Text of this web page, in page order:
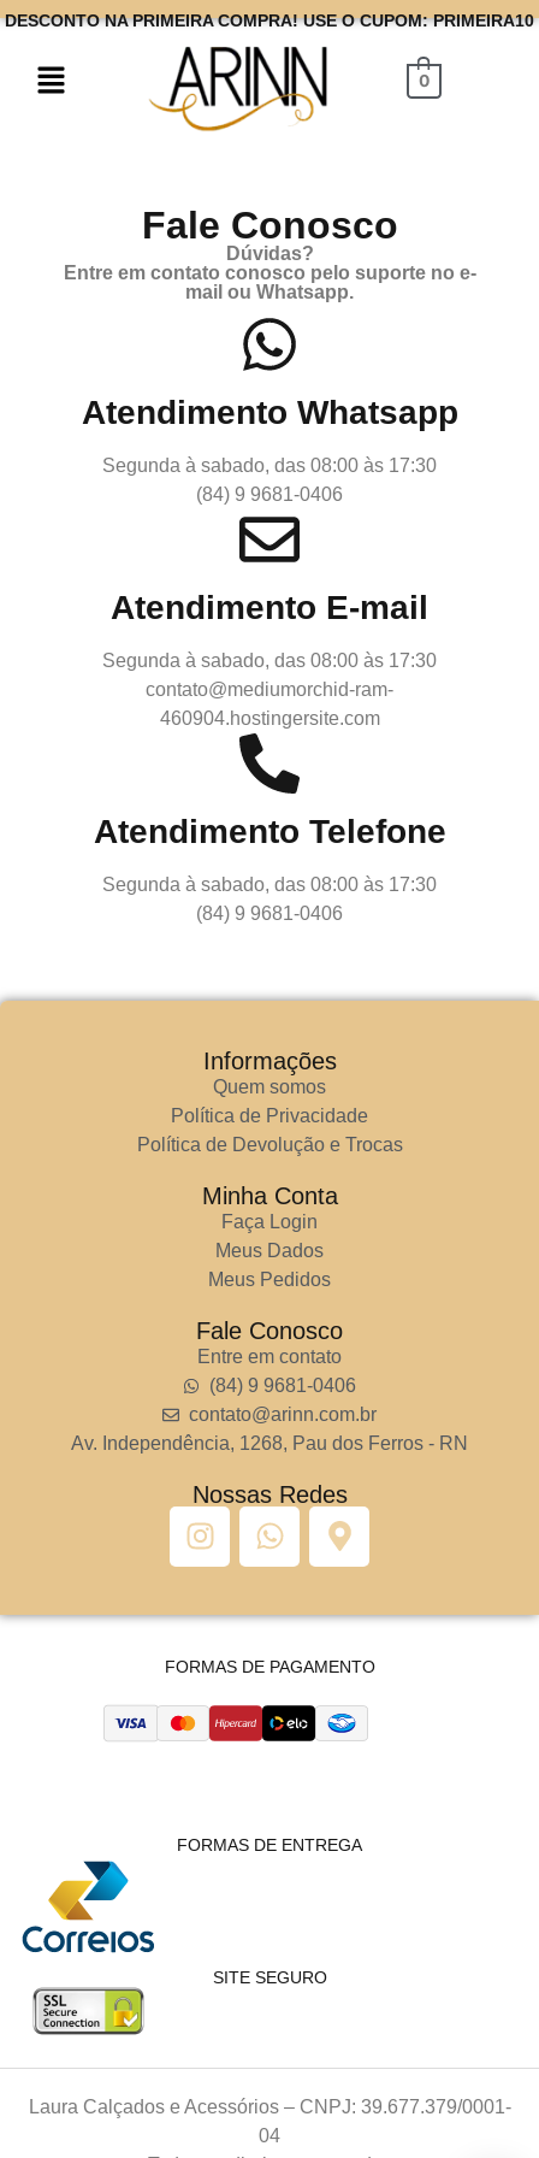
DESCONTO NA PRIMEIRA COMPRA! USE O CUPOM: PRIMEIRA10
0
Fale Conosco
Dúvidas?
Entre em contato conosco pelo suporte no e-
mail ou Whatsapp.
Atendimento Whatsapp
Segunda à sabado, das 08:00 às 17:30
(84) 9 9681-0406
Atendimento E-mail
Segunda à sabado, das 08:00 às 17:30
contato@mediumorchid-ram-
460904.hostingersite.com
Atendimento Telefone
Segunda à sabado, das 08:00 às 17:30
(84) 9 9681-0406
Informações
Quem somos
Política de Privacidade
Política de Devolução e Trocas
Minha Conta
Faça Login
Meus Dados
Meus Pedidos
Fale Conosco
Entre em contato
(84) 9 9681-0406
contato@arinn.com.br
Av. Independência, 1268, Pau dos Ferros - RN
Nossas Redes
FORMAS DE PAGAMENTO
FORMAS DE ENTREGA
SITE SEGURO
Laura Calçados e Acessórios – CNPJ: 39.677.379/0001-
04